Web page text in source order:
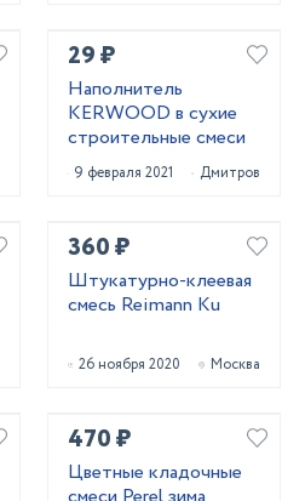
29 ₽
Наполнитель
KERWOOD в сухие
строительные смеси
9 февраля 2021 Дмитров
360 ₽
Штукатурно-клеевая
смесь Reimann Ku
26 ноября 2020 Москва
470 ₽
Цветные кладочные